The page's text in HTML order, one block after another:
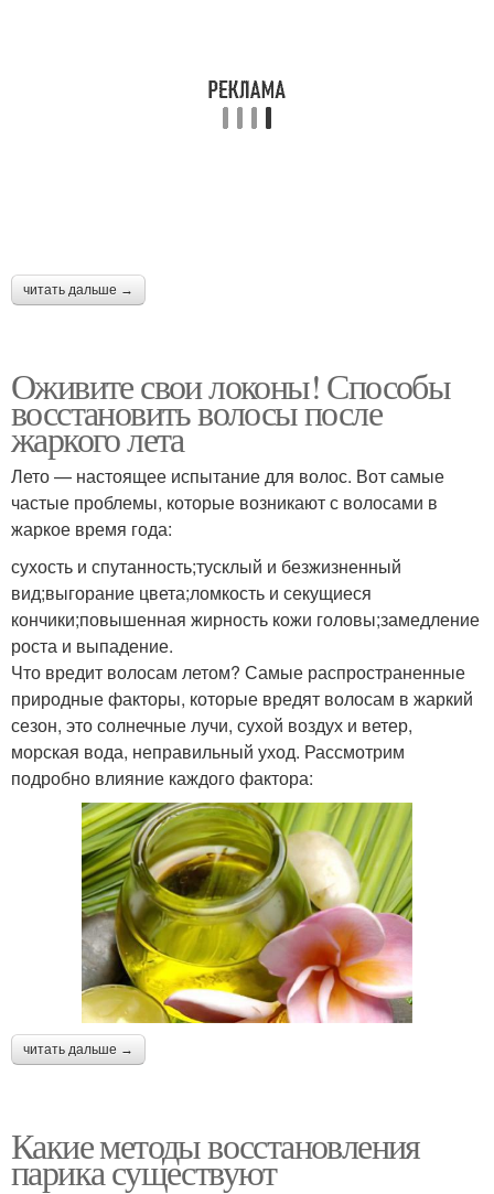
читать дальше →
Оживите свои локоны! Способы
восстановить волосы после
жаркого лета
Лето — настоящее испытание для волос. Вот самые
частые проблемы, которые возникают с волосами в
жаркое время года:
сухость и спутанность;тусклый и безжизненный
вид;выгорание цвета;ломкость и секущиеся
кончики;повышенная жирность кожи головы;замедление
роста и выпадение.
Что вредит волосам летом? Самые распространенные
природные факторы, которые вредят волосам в жаркий
сезон, это солнечные лучи, сухой воздух и ветер,
морская вода, неправильный уход. Рассмотрим
подробно влияние каждого фактора:
читать дальше →
Какие методы восстановления
парика существуют